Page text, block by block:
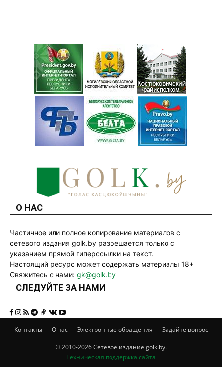
О НАС
Частичное или полное копирование материалов с
сетевого издания golk.by разрешается только с
указанием прямой гиперссылки на текст.
Настоящий ресурс может содержать материалы 18+
Свяжитесь с нами: gk@golk.by
СЛЕДУЙТЕ ЗА НАМИ
Контакты О нас Электронные обращения Задайте вопрос
© 2010-2026 Сетевое издание golk.by.
Техническая поддержка сайта